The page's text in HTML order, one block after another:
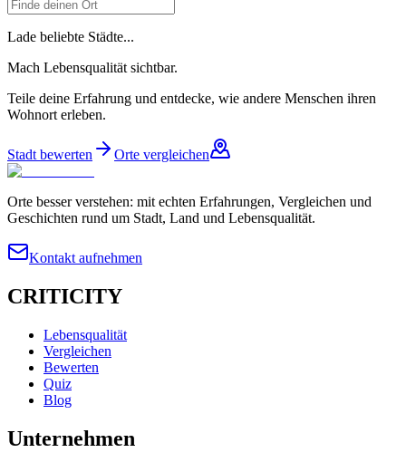
Lade beliebte Städte...
Mach Lebensqualität sichtbar.
Teile deine Erfahrung und entdecke, wie andere Menschen ihren
Wohnort erleben.
Stadt bewerten Orte vergleichen
Orte besser verstehen: mit echten Erfahrungen, Vergleichen und
Geschichten rund um Stadt, Land und Lebensqualität.
Kontakt aufnehmen
CRITICITY
Lebensqualität
Vergleichen
Bewerten
Quiz
Blog
Unternehmen